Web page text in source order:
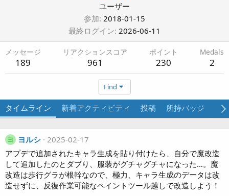
ユーザー
参加 2018-01-15
最終ログイン 2026-06-11
メッセージ
189
リアクションスコア
961
ポイント
230
Medals
2
Find
タイムライン 新着アクティビティ 投稿 所持バッジ プ
ヨ ヨルシ 2025-02-17
アプデで追加されたキャラ生成を貼り付けたら、自分で魔改造
して追加したのとダブり、服装がグチャグチャになった…。魔
改造は歩行グラが根幹なので、極力、キャラ生成のデータは改
造せずに、反復作業可能なペイントツール越しで改造しよう！